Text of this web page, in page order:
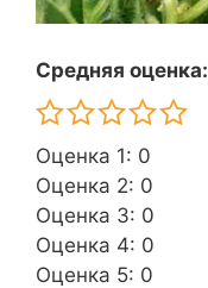
Средняя оценка:
Оценка 1: 0
Оценка 2: 0
Оценка 3: 0
Оценка 4: 0
Оценка 5: 0